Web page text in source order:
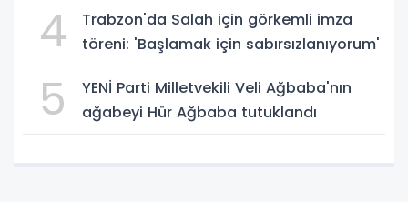
4
Trabzon'da Salah için görkemli imza
töreni: 'Başlamak için sabırsızlanıyorum'
5
YENİ Parti Milletvekili Veli Ağbaba'nın
ağabeyi Hür Ağbaba tutuklandı